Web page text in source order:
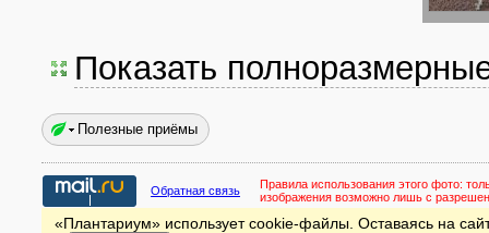
Показать
Полезные приёмы
Обратная связь Правила использования этого фото:
изображения возможно лишь с
«Плантариум» использует cookie-файлы. Оставаясь на